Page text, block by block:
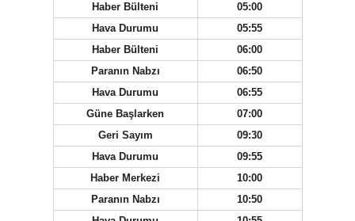
Haber Bülteni
05:00
Hava Durumu
05:55
Haber Bülteni
06:00
Paranın Nabzı
06:50
Hava Durumu
06:55
Güne Başlarken
07:00
Geri Sayım
09:30
Hava Durumu
09:55
Haber Merkezi
10:00
Paranın Nabzı
10:50